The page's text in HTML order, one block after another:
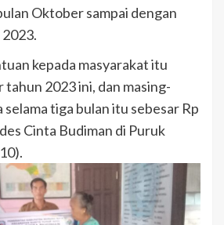
Oktober sampai dengan
kepada masyarakat itu
tahun 2023 ini, dan masing-
selama tiga bulan itu sebesar Rp
Cinta Budiman di Puruk